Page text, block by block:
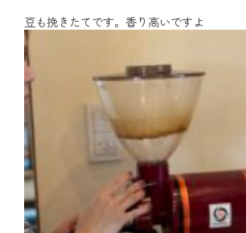
豆も挽きたてです。香り高いですよ